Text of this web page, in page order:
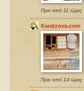
Πριν από 11 ώρες
Karatzova.com
Πριν από 14 ώρες